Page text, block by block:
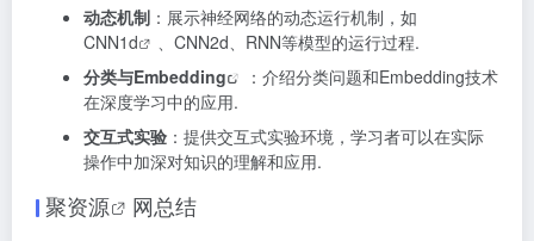
动态机制 ：展示神经网络的动态运行机制，如
CNN1d
、CNN2d、RNN等模型的运行过程.
分类与Embedding
：介绍分类问题和Embedding技术
在深度学习中的应用.
交互式实验 ：提供交互式实验环境，学习者可以在实际
操作中加深对知识的理解和应用.
聚资源 网总结